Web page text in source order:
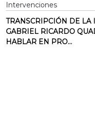
Intervenciones
TRANSCRIPCIÓN DE
GABRIEL RICARDO
HABLAR EN PRO...